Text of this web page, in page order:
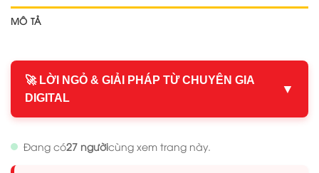
MÔ TẢ
🚀 LỜI NGỎ & GIẢI PHÁP TỪ CHUYÊN GIA
DIGITAL
▼
Đang có27 ngườicùng xem trang này.